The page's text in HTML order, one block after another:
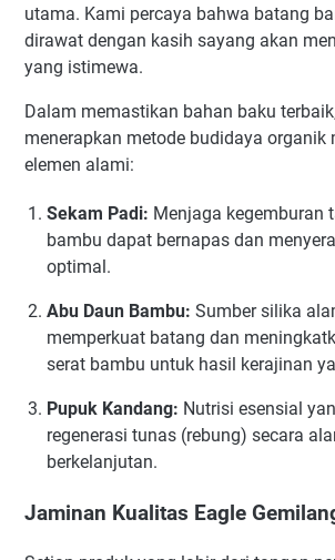
utama. Kami percaya bahwa batang
dirawat dengan kasih sayang akan
yang istimewa.
Dalam memastikan bahan baku
menerapkan metode budidaya organik
elemen alami:
Sekam Padi: Menjaga kegemburan
bambu dapat bernapas dan
optimal.
Abu Daun Bambu: Sumber silika
memperkuat batang dan
serat bambu untuk hasil kerajinan
Pupuk Kandang: Nutrisi esensial
regenerasi tunas (rebung) secara
berkelanjutan.
Jaminan Kualitas Eagle